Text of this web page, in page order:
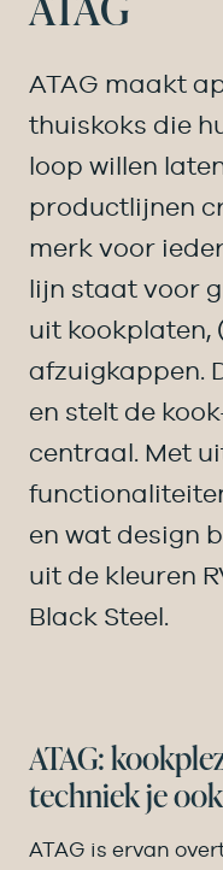
ATAG maakt
thuiskoks die
loop willen
productlijnen
merk voor
lijn staat voor
uit kookplaten,
afzuigkappen.
en stelt de
centraal. Met
en wat design
uit de kleuren
Black Steel.
ATAG:
techniek je
ATAG is ervan